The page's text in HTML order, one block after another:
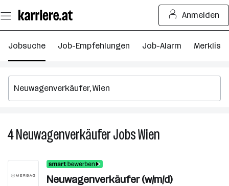
Seiteninhalt
springen
Anmelden
Jobsuche Job-Empfehlungen Job-Alarm Merkliste
4NeuwagenverkäuferJobsWien
Wien
Neuwagenverkäufer (w/m/d)